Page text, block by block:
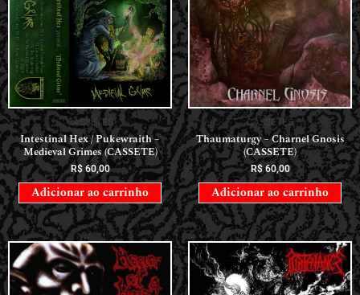
CASSETES
Intestinal Hex / Pukewraith –
Medieval Grimes (CASSETE)
R$60,00
Adicionar ao carrinho
CASSETES
Thaumaturgy – Charnel Gnosis
(CASSETE)
R$60,00
Adicionar ao carrinho